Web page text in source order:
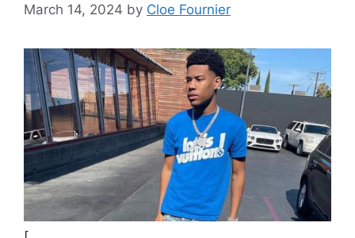
March 14, 2024 by Cloe Fournier